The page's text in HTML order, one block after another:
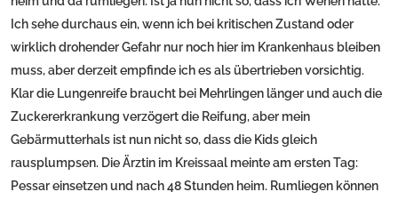
Ich sehe durchaus ein, wenn ich bei kritischen Zustand oder
wirklich drohender Gefahr nur noch hier im Krankenhaus bleiben
muss, aber derzeit empfinde ich es als übertrieben vorsichtig.
Klar die Lungenreife braucht bei Mehrlingen länger und auch die
Zuckererkrankung verzögert die Reifung, aber mein
Gebärmutterhals ist nun nicht so, dass die Kids gleich
rausplumpsen. Die Ärztin im Kreissaal meinte am ersten Tag:
Pessar einsetzen und nach 48 Stunden heim. Rumliegen können